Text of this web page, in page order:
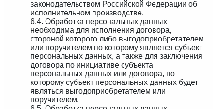
законодательством Российской Федерации об
исполнительном производстве.
6.4. Обработка персональных данных
необходима для исполнения договора,
стороной которого либо выгодоприобретателем
или поручителем по которому является субъект
персональных данных, а также для заключения
договора по инициативе субъекта
персональных данных или договора, по
которому субъект персональных данных будет
являться выгодоприобретателем или
поручителем.